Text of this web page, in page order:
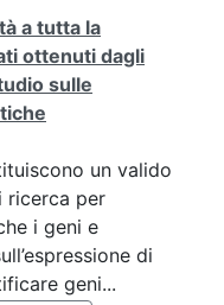
a tutta la
ottenuti dagli
sulle
un valido
ricerca per
i geni e
di
geni...